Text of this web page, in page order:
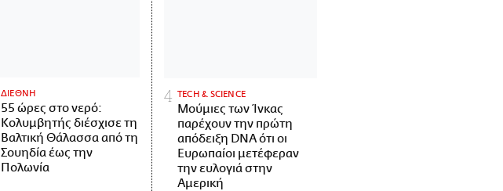
ΔΙΕΘΝΗ
55 ώρες στο νερό:
Κολυμβητής διέσχισε τη
Βαλτική Θάλασσα από τη
Σουηδία έως την
Πολωνία
ΤECH & SCIENCE
Μούμιες των Ίνκας
παρέχουν την πρώτη
απόδειξη DNA ότι οι
Ευρωπαίοι μετέφεραν
την ευλογιά στην
Αμερική